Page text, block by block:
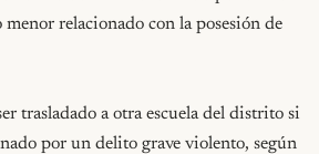
relacionado con la posesión de
trasladado a otra escuela del distrito si
por un delito grave violento, según